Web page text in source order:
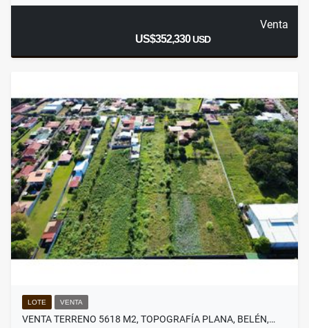
Venta
US$352,330USD
LOTE VENTA
VENTA TERRENO 5618 M2, TOPOGRAFÍA PLANA, BELÉN,…